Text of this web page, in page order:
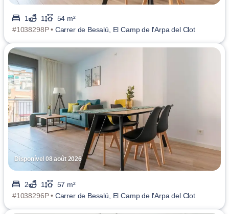
1 1
54 m²
#1038298P • Carrer de Besalú, El Camp de l'Arpa del Clot
Disponível 08 août 2026
2 1
57 m²
#1038296P • Carrer de Besalú, El Camp de l'Arpa del Clot